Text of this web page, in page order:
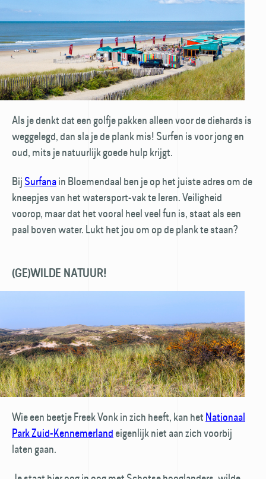
Als je denkt dat een golfje pakken alleen voor de diehards is
weggelegd, dan sla je de plank mis! Surfen is voor jong en
oud, mits je natuurlijk goede hulp krijgt.
Bij Surfanain Bloemendaal ben je op het juiste adres om de
kneepjes van het watersport-vak te leren. Veiligheid
voorop, maar dat het vooral heel veel fun is, staat als een
paal boven water. Lukt het jou om op de plank te staan?
(GE)WILDE NATUUR!
Wie een beetje Freek Vonk in zich heeft, kan het Nationaal
Park Zuid-Kennemerland eigenlijk niet aan zich voorbij
laten gaan.